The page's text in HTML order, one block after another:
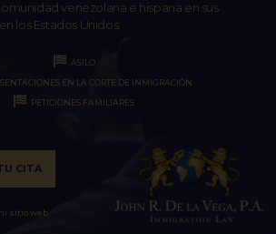
venezolana e hispana en sus
los Estados Unidos.
ASILO
EN LA CORTE DE INMIGRACIÓN
PETICIONES FAMILIARES
CITA
sitio web